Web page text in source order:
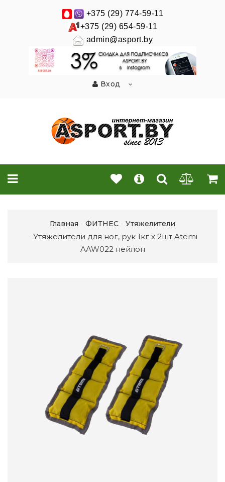
+375 (29) 774-59-11
+375 (29) 654-59-11
admin@asport.by
Вход
Главная ФИТНЕС Утяжелители
Утяжелители для ног, рук 1кг х 2шт Atemi
AAW022 нейлон